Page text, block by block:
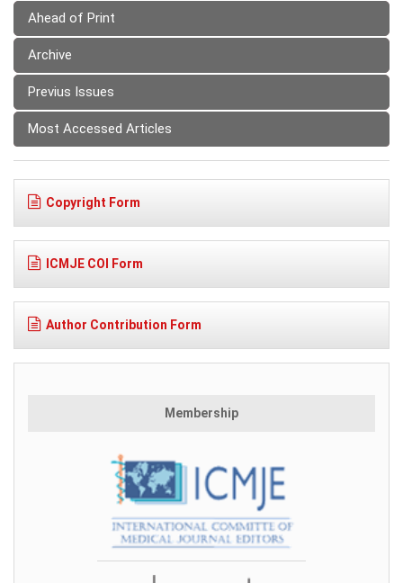
Ahead of Print
Archive
Previus Issues
Most Accessed Articles
Copyright Form
ICMJE COI Form
Author Contribution Form
Membership